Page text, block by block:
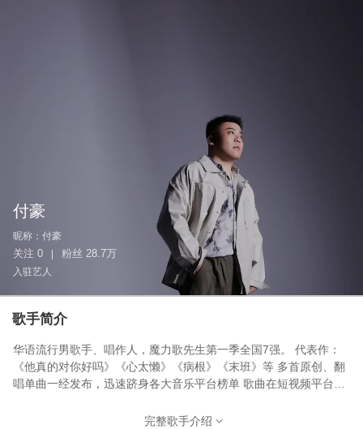
付豪
昵称： 付豪
关注 0 粉丝 28.7万
入驻艺人
歌手简介
华语流行男歌手、唱作人，魔力歌先生第一季全国7强。 代表作：
《他真的对你好吗》《心太懒》《病根》《末班》等 多首原创、翻
唱单曲一经发布，迅速跻身各大音乐平台榜单 歌曲在短视频平台更
完整歌手介绍